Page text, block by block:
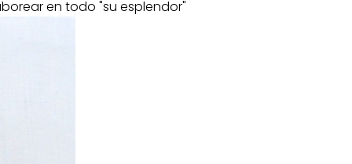
en todo "su esplendor"